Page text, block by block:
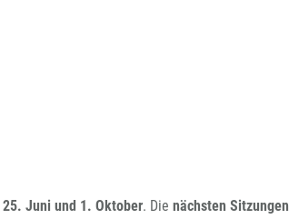
25. Juni und 1. Oktober. Die nächsten Sitzungen